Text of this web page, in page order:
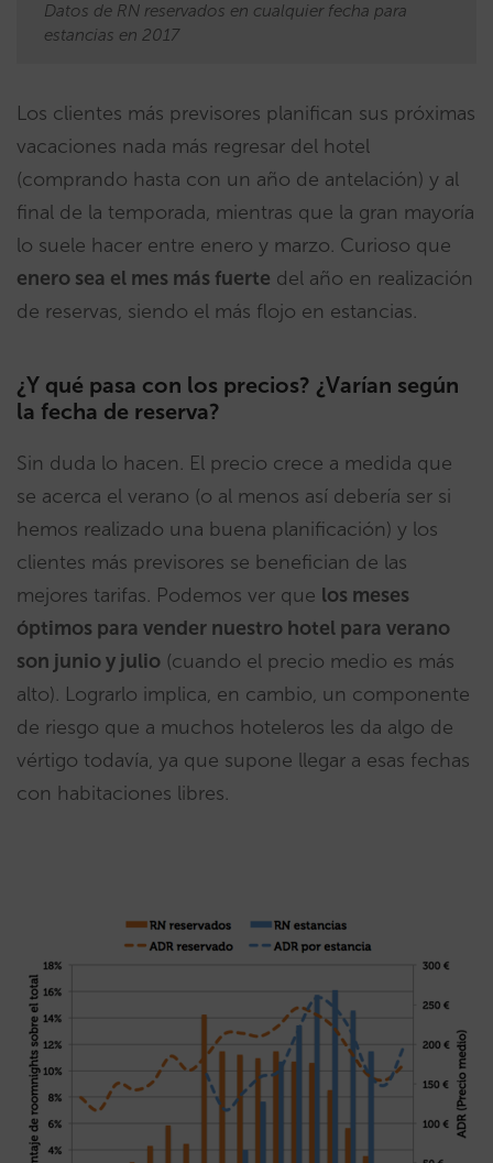
Datos de RN reservados en cualquier fecha para
estancias en 2017
Los clientes más previsores planifican sus próximas
vacaciones nada más regresar del hotel
(comprando hasta con un año de antelación) y al
final de la temporada, mientras que la gran mayoría
lo suele hacer entre enero y marzo. Curioso que
enero sea el mes más fuerte del año en realización
de reservas, siendo el más flojo en estancias.
¿Y qué pasa con los precios? ¿Varían según
la fecha de reserva?
Sin duda lo hacen. El precio crece a medida que
se acerca el verano (o al menos así debería ser si
hemos realizado una buena planificación) y los
clientes más previsores se benefician de las
mejores tarifas. Podemos ver que los meses
óptimos para vender nuestro hotel para verano
son junio y julio (cuando el precio medio es más
alto). Lograrlo implica, en cambio, un componente
de riesgo que a muchos hoteleros les da algo de
vértigo todavía, ya que supone llegar a esas fechas
con habitaciones libres.